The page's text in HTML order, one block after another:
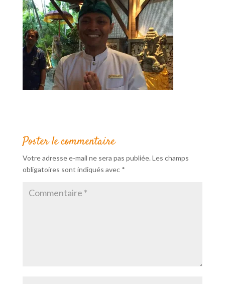
Poster le commentaire
Votre adresse e-mail ne sera pas publiée. Les champs
obligatoires sont indiqués avec *